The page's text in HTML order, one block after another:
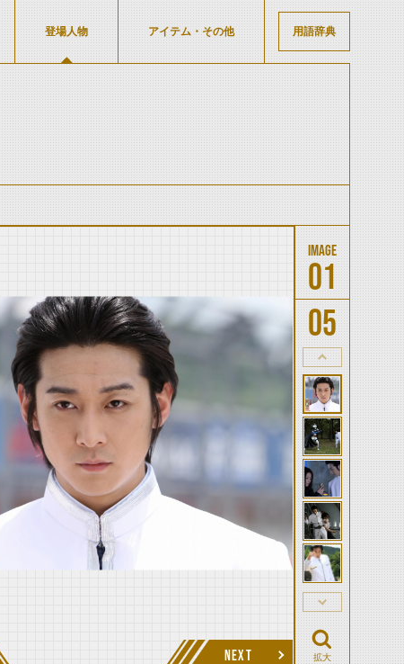
登場人物 アイテム・その他 用語辞典
NEXT
01
05
拡大